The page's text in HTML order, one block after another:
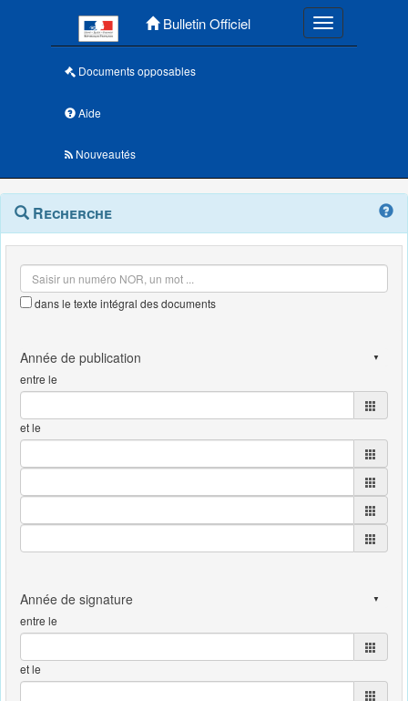
Bulletin Officiel Toggle
Documents opposables
Aide
Nouveautés
Navigation
outils
Menu
contextuel
Recherche
dans le texte intégral des documents
entre le
et le
entre le
et le